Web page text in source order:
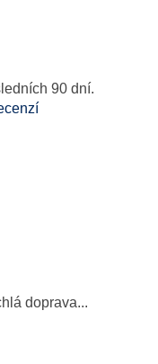
90 dní.
doprava...